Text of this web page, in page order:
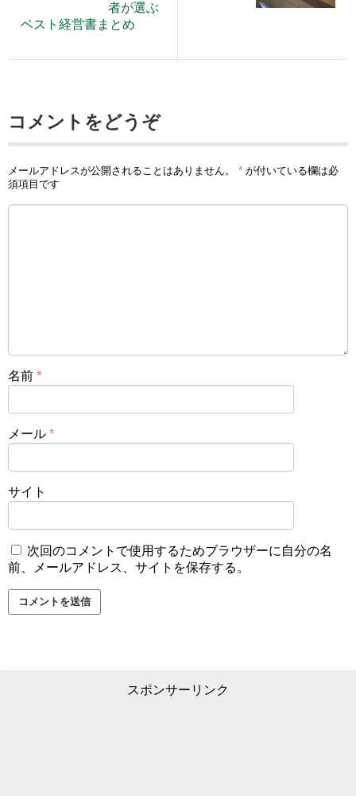
者が選ぶ
ベスト経営書まとめ
コメントをどうぞ
メールアドレスが公開されることはありません。 * が付いている欄は必
須項目です
名前 *
メール *
サイト
次回のコメントで使用するためブラウザーに自分の名
前、メールアドレス、サイトを保存する。
スポンサーリンク